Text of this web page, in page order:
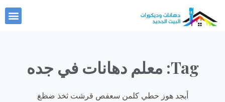
إلى
Tag: معلم دهانات في جده
أبجد هوز حطي كلمن سعفص قرشت ثخذ ضظغ